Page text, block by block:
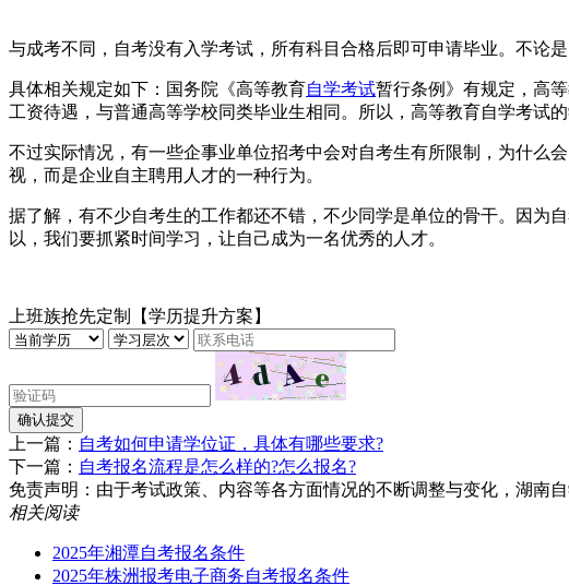
与成考不同，自考没有入学考试，所有科目合格后即可申请毕业。不论
具体相关规定如下：国务院《高等教育自学考试暂行条例》有规定，高
工资待遇，与普通高等学校同类毕业生相同。所以，高等教育自学考试
不过实际情况，有一些企事业单位招考中会对自考生有所限制，为什么
视，而是企业自主聘用人才的一种行为。
据了解，有不少自考生的工作都还不错，不少同学是单位的骨干。因为
以，我们要抓紧时间学习，让自己成为一名优秀的人才。
上班族抢先定制【学历提升方案】
确认提交
上一篇： 自考如何申请学位证，具体有哪些要求?
下一篇： 自考报名流程是怎么样的?怎么报名?
免责声明：由于考试政策、内容等各方面情况的不断调整与变化，湖南
相关阅读
2025年湘潭自考报名条件​
2025年株洲报考电子商务自考报名条件